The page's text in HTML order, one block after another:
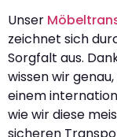
Unser
zeichnet sich
Sorgfalt aus.
wissen wir
einem
wie wir diese